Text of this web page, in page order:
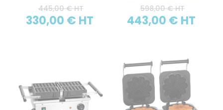
445,00 € HT
330,00 € HT
598,00 € HT
443,00 € HT